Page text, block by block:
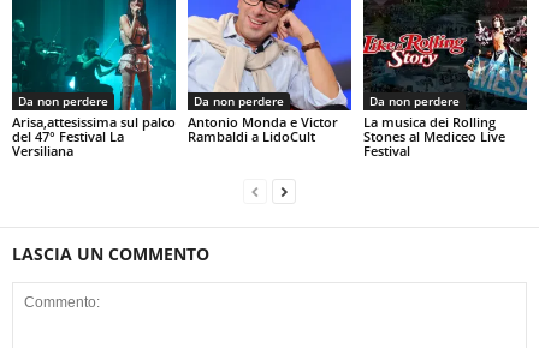
Da non perdere
Arisa,attesissima sul palco
del 47° Festival La
Versiliana
Da non perdere
Antonio Monda e Victor
Rambaldi a LidoCult
Da non perdere
La musica dei Rolling
Stones al Mediceo Live
Festival
LASCIA UN COMMENTO